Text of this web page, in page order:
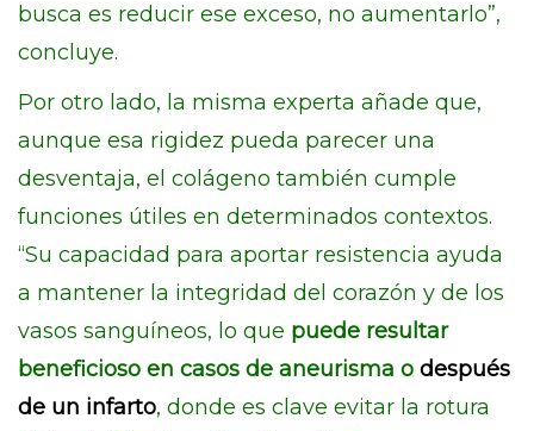
busca es reducir ese exceso, no aumentarlo”,
concluye.
Por otro lado, la misma experta añade que,
aunque esa rigidez pueda parecer una
desventaja, el colágeno también cumple
funciones útiles en determinados contextos.
“Su capacidad para aportar resistencia ayuda
a mantener la integridad del corazón y de los
vasos sanguíneos, lo que puede resultar
beneficioso en casos de aneurisma o después
de un infarto, donde es clave evitar la rotura